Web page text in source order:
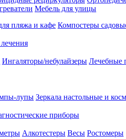
Мебель для улицы
пляжа и кафе Компостеры
Ингаляторы/небулайзеры Лечебные
лупы Зеркала настольные и
приборы
Алкотестеры Весы Ростомеры